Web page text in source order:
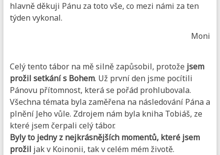
hlavně děkuji Pánu za toto vše, co mezi námi za ten
týden vykonal.
Moni
Celý tento tábor na mě silně zapůsobil, protože jsem
prožil setkání s Bohem. Už první den jsme pocítili
Pánovu přítomnost, která se pořád prohlubovala.
Všechna témata byla zaměřena na následování Pána a
plnění Jeho vůle. Zdrojem nám byla kniha Tobiáš, ze
které jsem čerpali celý tábor.
Byly to jedny z nejkrásnějších momentů, které jsem
prožil jak v Koinonii, tak v celém mém životě.